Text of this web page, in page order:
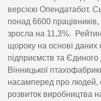
версією Опендатабот.
понад 6600
зросла на 11,3%.
щороку на основі даних
підприємств та
Вінницької
насамперед про людей,
розвиток виробництва